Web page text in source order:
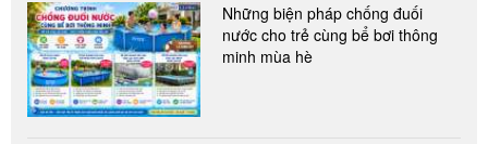
Những biện pháp chống đuối
nước cho trẻ cùng bể bơi thông
minh mùa hè